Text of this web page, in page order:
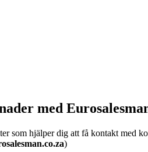
med
som hjälper dig att få kontakt
)